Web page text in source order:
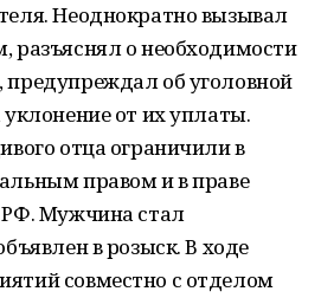
Неоднократно вызывал
разъяснял о необходимости
об уголовной
уклонение от их уплаты.
отца ограничили в
правом и в праве
РФ. Мужчина стал
в розыск. В ходе
совместно с отделом